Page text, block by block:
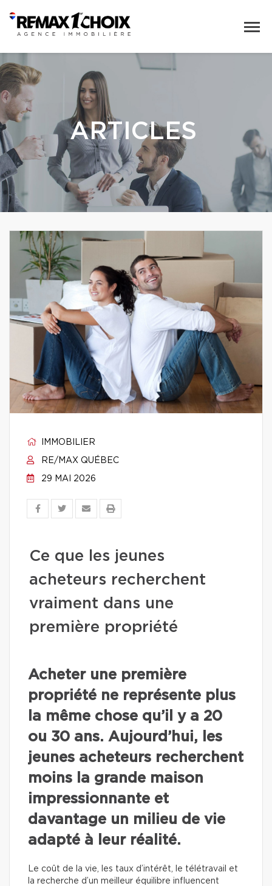
ARTICLES
IMMOBILIER
RE/MAX QUÉBEC
29 MAI 2026
Ce que les jeunes
acheteurs recherchent
vraiment dans une
première propriété
Acheter une première
propriété ne représente plus
la même chose qu’il y a 20
ou 30 ans. Aujourd’hui, les
jeunes acheteurs recherchent
moins la grande maison
impressionnante et
davantage un milieu de vie
adapté à leur réalité.
Le coût de la vie, les taux d’intérêt, le télétravail et
la recherche d’un meilleur équilibre influencent